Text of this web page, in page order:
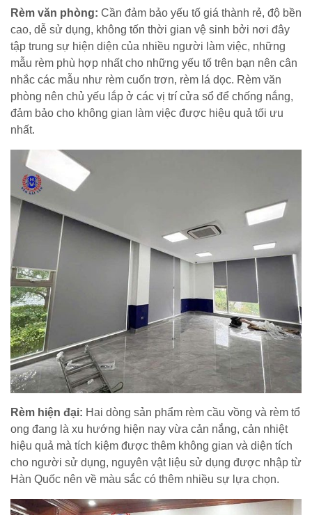
Rèm văn phòng: Cần đảm bảo yếu tố giá thành rẻ, độ bền
cao, dễ sử dụng, không tốn thời gian vệ sinh bởi nơi đây
tập trung sự hiện diện của nhiều người làm việc, những
mẫu rèm phù hợp nhất cho những yếu tố trên bạn nên cân
nhắc các mẫu như rèm cuốn trơn, rèm lá dọc. Rèm văn
phòng nên chủ yếu lắp ở các vị trí cửa sổ để chống nắng,
đảm bảo cho không gian làm việc được hiệu quả tối ưu
nhất.
Rèm hiện đại: Hai dòng sản phẩm rèm cầu vồng và rèm tổ
ong đang là xu hướng hiện nay vừa cản nắng, cản nhiệt
hiệu quả mà tích kiệm được thêm không gian và diện tích
cho người sử dụng, nguyên vật liệu sử dụng được nhập từ
Hàn Quốc nên về màu sắc có thêm nhiều sự lựa chọn.